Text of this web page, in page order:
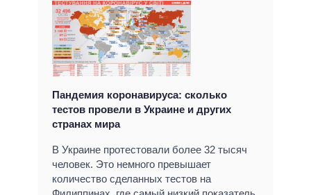
Пандемия коронавируса: сколько
тестов провели в Украине и других
странах мира
В Украине протестовали более 32 тысяч
человек. Это немного превышает
количество сделанных тестов на